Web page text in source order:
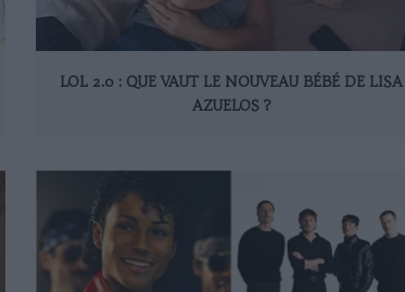
LOL 2.0 : QUE VAUT LE NOUVEAU BÉBÉ DE LISA
AZUELOS ?